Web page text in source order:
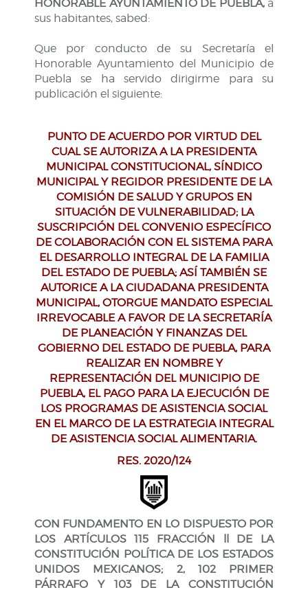
HONORABLE AYUNTAMIENTO DE PUEBLA, a
sus habitantes, sabed:
Que por conducto de su Secretaría el
Honorable Ayuntamiento del Municipio de
Puebla se ha servido dirigirme para su
publicación el siguiente:
PUNTO DE ACUERDO POR VIRTUD DEL
CUAL SE AUTORIZA A LA PRESIDENTA
MUNICIPAL CONSTITUCIONAL, SÍNDICO
MUNICIPAL Y REGIDOR PRESIDENTE DE LA
COMISIÓN DE SALUD Y GRUPOS EN
SITUACIÓN DE VULNERABILIDAD; LA
SUSCRIPCIÓN DEL CONVENIO ESPECÍFICO
DE COLABORACIÓN CON EL SISTEMA PARA
EL DESARROLLO INTEGRAL DE LA FAMILIA
DEL ESTADO DE PUEBLA; ASÍ TAMBIÉN SE
AUTORICE A LA CIUDADANA PRESIDENTA
MUNICIPAL, OTORGUE MANDATO ESPECIAL
IRREVOCABLE A FAVOR DE LA SECRETARÍA
DE PLANEACIÓN Y FINANZAS DEL
GOBIERNO DEL ESTADO DE PUEBLA, PARA
REALIZAR EN NOMBRE Y
REPRESENTACIÓN DEL MUNICIPIO DE
PUEBLA, EL PAGO PARA LA EJECUCIÓN DE
LOS PROGRAMAS DE ASISTENCIA SOCIAL
EN EL MARCO DE LA ESTRATEGIA INTEGRAL
DE ASISTENCIA SOCIAL ALIMENTARIA.
RES. 2020/124
CON FUNDAMENTO EN LO DISPUESTO POR
LOS ARTÍCULOS 115 FRACCIÓN ll DE LA
CONSTITUCIÓN POLÍTICA DE LOS ESTADOS
UNIDOS MEXICANOS; 2, 102 PRIMER
PÁRRAFO Y 103 DE LA CONSTITUCIÓN